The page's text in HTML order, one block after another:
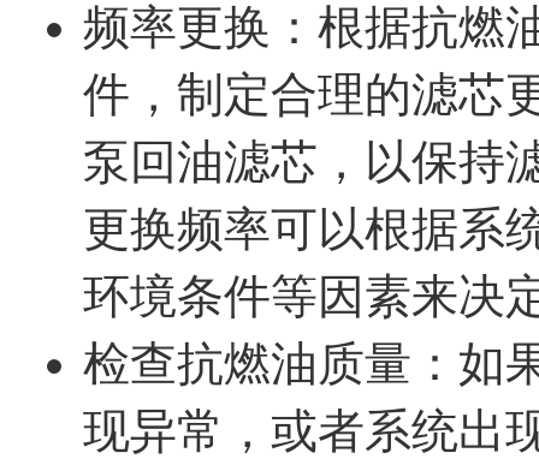
频率更换：根据抗燃
件，制定合理的滤芯
泵回油滤芯，以保持
更换频率可以根据系
环境条件等因素来决
检查抗燃油质量：如
现异常，或者系统出